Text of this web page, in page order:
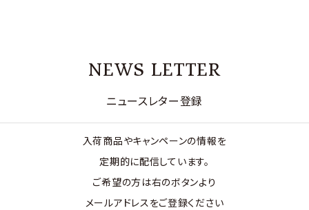
NEWS LETTER
ニュースレター登録
入荷商品やキャンペーンの情報を
定期的に配信しています。
ご希望の方は右のボタンより
メールアドレスをご登録ください